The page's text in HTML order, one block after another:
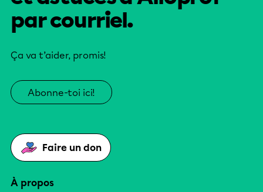
par courriel.
Ça va t’aider, promis!
Abonne-toi ici!
Faire un don
À propos